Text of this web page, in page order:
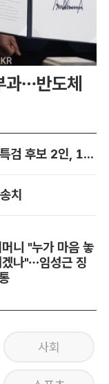
과…반도체
선관위 특검 추천위 "대통령에 추천할 특검 후보 2인, 14일 확정"
치
니 "누가 마음 놓
나"…임성근 징
사회